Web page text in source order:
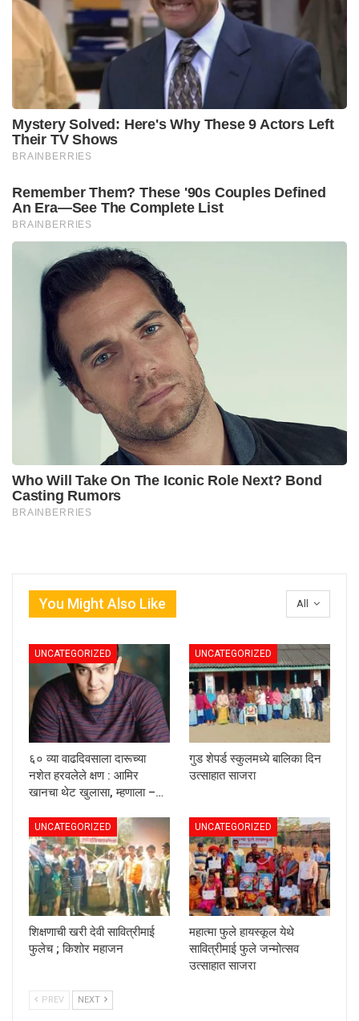
All
You Might Also Like
UNCATEGORIZED
६० व्या वाढदिवसाला दारूच्या
नशेत हरवलेले क्षण : आमिर
खानचा थेट खुलासा, म्हणाला –…
UNCATEGORIZED
गुड शेपर्ड स्कुलमध्ये बालिका दिन
उत्साहात साजरा
UNCATEGORIZED
शिक्षणाची खरी देवी सावित्रीमाई
फुलेच ; किशोर महाजन
UNCATEGORIZED
महात्मा फुले हायस्कूल येथे
सावित्रीमाई फुले जन्मोत्सव
उत्साहात साजरा
PREV NEXT